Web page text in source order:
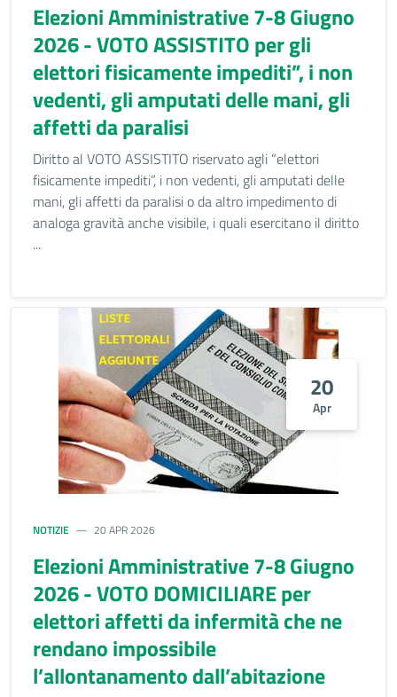
Elezioni Amministrative 7-8 Giugno
2026 - VOTO ASSISTITO per gli
elettori fisicamente impediti”, i non
vedenti, gli amputati delle mani, gli
affetti da paralisi
Diritto al VOTO ASSISTITO riservato agli “elettori
fisicamente impediti”, i non vedenti, gli amputati delle
mani, gli affetti da paralisi o da altro impedimento di
analoga gravità anche visibile, i quali esercitano il diritto
...
20
Apr
NOTIZIE 20 APR 2026
Elezioni Amministrative 7-8 Giugno
2026 - VOTO DOMICILIARE per
elettori affetti da infermità che ne
rendano impossibile
l’allontanamento dall’abitazione